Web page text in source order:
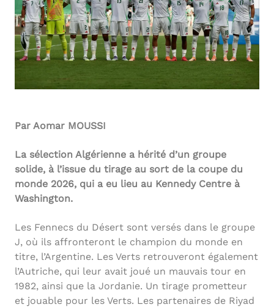
Par Aomar MOUSSI
La sélection Algérienne a hérité d’un groupe
solide, à l’issue du tirage au sort de la coupe du
monde 2026, qui a eu lieu au Kennedy Centre à
Washington.
Les Fennecs du Désert sont versés dans le groupe
J, où ils affronteront le champion du monde en
titre, l’Argentine. Les Verts retrouveront également
l’Autriche, qui leur avait joué un mauvais tour en
1982, ainsi que la Jordanie. Un tirage prometteur
et jouable pour les Verts. Les partenaires de Riyad